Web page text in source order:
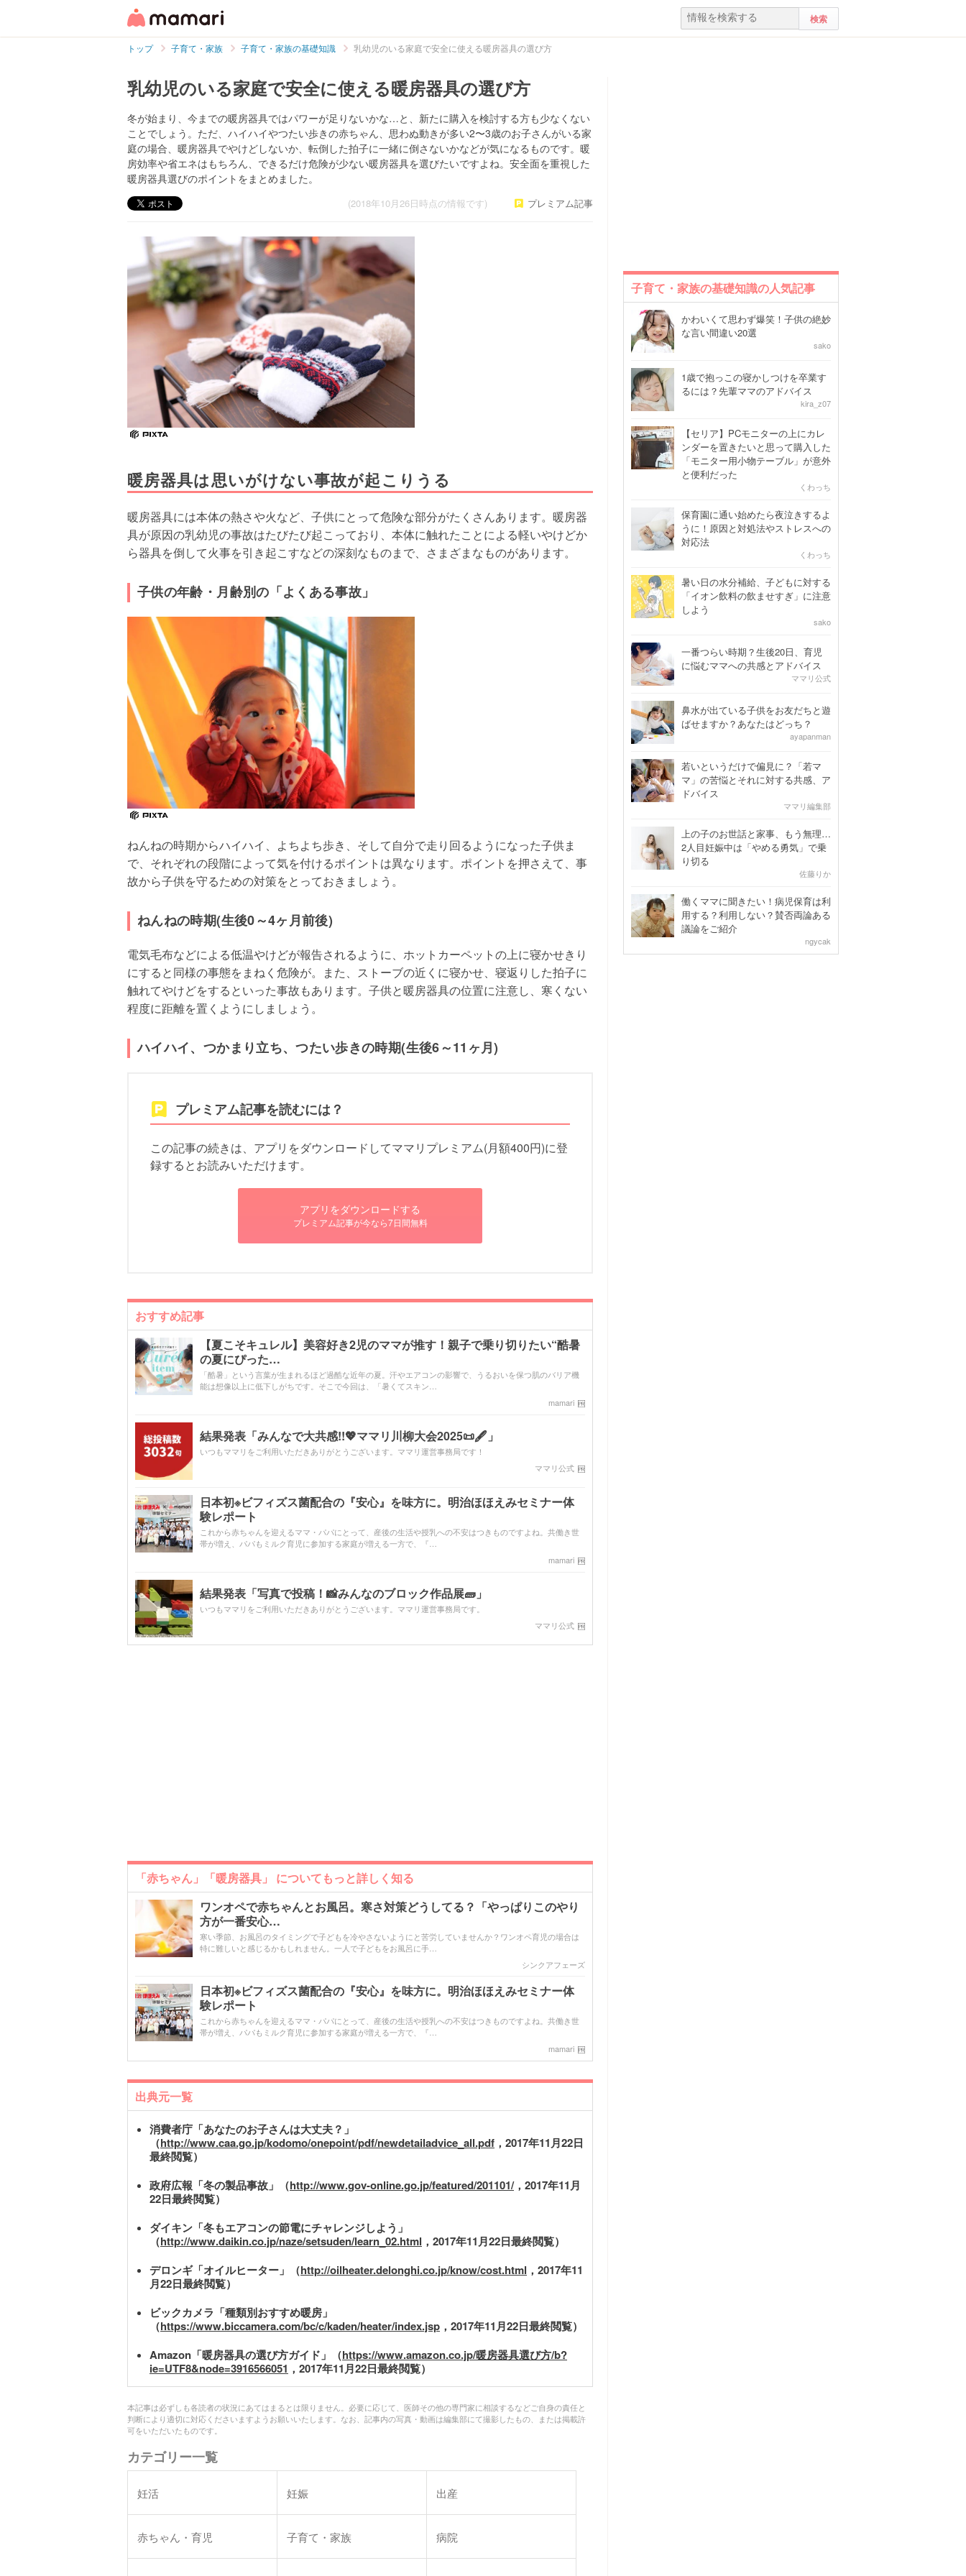
トップ 子育て・家族 子育て・家族の基礎知識 乳幼児のいる家庭で安全に使える暖房器具の選び方
乳幼児のいる家庭で安全に使える暖房器具の選び方
冬が始まり、今までの暖房器具ではパワーが足りないかな…と、新たに購入を検討する方も少なくない
ことでしょう。ただ、ハイハイやつたい歩きの赤ちゃん、思わぬ動きが多い2〜3歳のお子さんがいる家
庭の場合、暖房器具でやけどしないか、転倒した拍子に一緒に倒さないかなどが気になるものです。暖
房効率や省エネはもちろん、できるだけ危険が少ない暖房器具を選びたいですよね。安全面を重視した
暖房器具選びのポイントをまとめました。
(2018年10月26日時点の情報です) プレミアム記事
暖房器具は思いがけない事故が起こりうる
暖房器具には本体の熱さや火など、子供にとって危険な部分がたくさんあります。暖房器
具が原因の乳幼児の事故はたびたび起こっており、本体に触れたことによる軽いやけどか
ら器具を倒して火事を引き起こすなどの深刻なものまで、さまざまなものがあります。
子供の年齢・月齢別の「よくある事故」
ねんねの時期からハイハイ、よちよち歩き、そして自分で走り回るようになった子供ま
で、それぞれの段階によって気を付けるポイントは異なります。ポイントを押さえて、事
故から子供を守るための対策をとっておきましょう。
ねんねの時期(生後0～4ヶ月前後)
電気毛布などによる低温やけどが報告されるように、ホットカーペットの上に寝かせきり
にすると同様の事態をまねく危険が。また、ストーブの近くに寝かせ、寝返りした拍子に
触れてやけどをするといった事故もあります。子供と暖房器具の位置に注意し、寒くない
程度に距離を置くようにしましょう。
ハイハイ、つかまり立ち、つたい歩きの時期(生後6～11ヶ月)
プレミアム記事を読むには？
この記事の続きは、アプリをダウンロードしてママリプレミアム(月額400円)に登
録するとお読みいただけます。
アプリをダウンロードする
プレミアム記事が今なら7日間無料
おすすめ記事
【夏こそキュレル】美容好き2児のママが推す！親子で乗り切りたい“酷暑
の夏にぴった…
「酷暑」という言葉が生まれるほど過酷な近年の夏。汗やエアコンの影響で、うるおいを保つ肌のバリア機
能は想像以上に低下しがちです。そこで今回は、「暑くてスキン…
mamari
結果発表「みんなで大共感!!💖ママリ川柳大会2025📜🖋️」
いつもママリをご利用いただきありがとうございます。ママリ運営事務局です！
ママリ公式
日本初※ビフィズス菌配合の『安心』を味方に。明治ほほえみセミナー体
験レポート
これから赤ちゃんを迎えるママ・パパにとって、産後の生活や授乳への不安はつきものですよね。共働き世
帯が増え、パパもミルク育児に参加する家庭が増える一方で、『…
mamari
結果発表「写真で投稿！📸みんなのブロック作品展🧱」
いつもママリをご利用いただきありがとうございます。ママリ運営事務局です。
ママリ公式
「赤ちゃん」「暖房器具」 についてもっと詳しく知る
ワンオペで赤ちゃんとお風呂。寒さ対策どうしてる？「やっぱりこのやり
方が一番安心…
寒い季節、お風呂のタイミングで子どもを冷やさないようにと苦労していませんか？ワンオペ育児の場合は
特に難しいと感じるかもしれません。一人で子どもをお風呂に手…
シンクアフェーズ
日本初※ビフィズス菌配合の『安心』を味方に。明治ほほえみセミナー体
験レポート
これから赤ちゃんを迎えるママ・パパにとって、産後の生活や授乳への不安はつきものですよね。共働き世
帯が増え、パパもミルク育児に参加する家庭が増える一方で、『…
mamari
出典元一覧
消費者庁「あなたのお子さんは大丈夫？」
（http://www.caa.go.jp/kodomo/onepoint/pdf/newdetailadvice_all.pdf ，2017年11月22日
最終閲覧）
政府広報「冬の製品事故」（http://www.gov-online.go.jp/featured/201101/，2017年11月
22日最終閲覧）
ダイキン「冬もエアコンの節電にチャレンジしよう」
（http://www.daikin.co.jp/naze/setsuden/learn_02.html ，2017年11月22日最終閲覧）
デロンギ「オイルヒーター」（http://oilheater.delonghi.co.jp/know/cost.html ，2017年11
月22日最終閲覧）
ビックカメラ「種類別おすすめ暖房」
（https://www.biccamera.com/bc/c/kaden/heater/index.jsp ，2017年11月22日最終閲覧）
Amazon「暖房器具の選び方ガイド」（https://www.amazon.co.jp/暖房器具選び方/b?
ie=UTF8&node=3916566051 ，2017年11月22日最終閲覧）
本記事は必ずしも各読者の状況にあてはまるとは限りません。必要に応じて、医師その他の専門家に相談するなどご自身の責任と
判断により適切に対応くださいますようお願いいたします。なお、記事内の写真・動画は編集部にて撮影したもの、または掲載許
可をいただいたものです。
カテゴリー一覧
妊活 妊娠 出産
赤ちゃん・育児 子育て・家族 病院
子育て・家族の基礎知識の人気記事
かわいくて思わず爆笑！子供の絶妙
な言い間違い20選
sako
1歳で抱っこの寝かしつけを卒業す
るには？先輩ママのアドバイス
kira_z07
【セリア】PCモニターの上にカレ
ンダーを置きたいと思って購入した
「モニター用小物テーブル」が意外
と便利だった
くわっち
保育園に通い始めたら夜泣きするよ
うに！原因と対処法やストレスへの
対応法
くわっち
暑い日の水分補給、子どもに対する
「イオン飲料の飲ませすぎ」に注意
しよう
sako
一番つらい時期？生後20日、育児
に悩むママへの共感とアドバイス
ママリ公式
鼻水が出ている子供をお友だちと遊
ばせますか？あなたはどっち？
ayapanman
若いというだけで偏見に？「若マ
マ」の苦悩とそれに対する共感、ア
ドバイス
ママリ編集部
上の子のお世話と家事、もう無理…
2人目妊娠中は「やめる勇気」で乗
り切る
佐藤りか
働くママに聞きたい！病児保育は利
用する？利用しない？賛否両論ある
議論をご紹介
ngycak